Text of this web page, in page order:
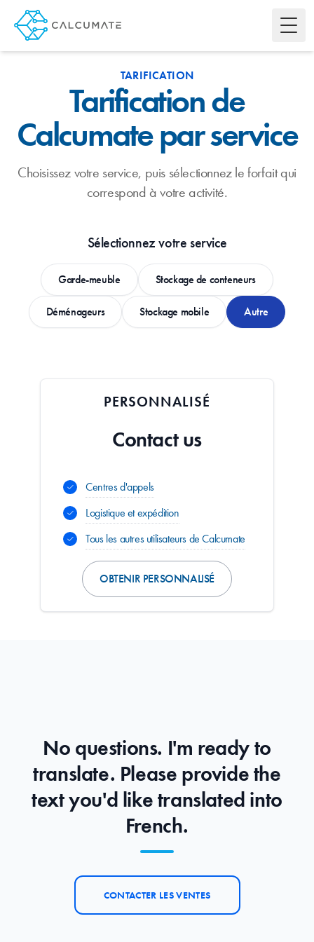
TARIFICATION
Tarification de
Calcumate par service
Choisissez votre service, puis sélectionnez le forfait qui
correspond à votre activité.
Sélectionnez votre service
Garde-meuble Stockage de conteneurs
Déménageurs Stockage mobile Autre
PERSONNALISÉ
Contact us
Centres d'appels
Logistique et expédition
Tous les autres utilisateurs de Calcumate
OBTENIR PERSONNALISÉ
No questions. I'm ready to
translate. Please provide the
text you'd like translated into
French.
CONTACTER LES VENTES